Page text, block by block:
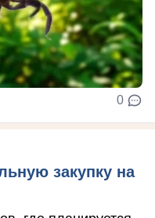
0
закупку на